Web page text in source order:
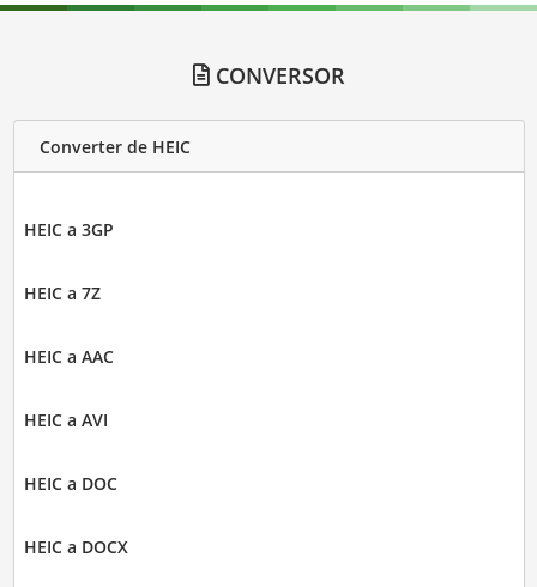
CONVERSOR
Converter de HEIC
HEIC a 3GP
HEIC a 7Z
HEIC a AAC
HEIC a AVI
HEIC a DOC
HEIC a DOCX